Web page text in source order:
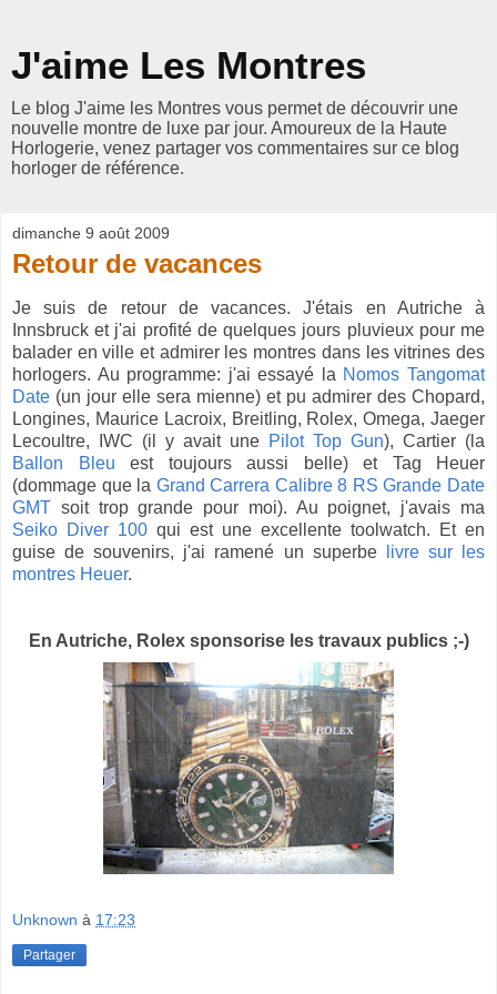
J'aime Les Montres
Le blog J'aime les Montres vous permet de découvrir une
nouvelle montre de luxe par jour. Amoureux de la Haute
Horlogerie, venez partager vos commentaires sur ce blog
horloger de référence.
dimanche 9 août 2009
Retour de vacances
Je suis de retour de vacances. J'étais en Autriche à
Innsbruck et j'ai profité de quelques jours pluvieux pour me
balader en ville et admirer les montres dans les vitrines des
horlogers. Au programme: j'ai essayé la Nomos Tangomat
Date (un jour elle sera mienne) et pu admirer des Chopard,
Longines, Maurice Lacroix, Breitling, Rolex, Omega, Jaeger
Lecoultre, IWC (il y avait une Pilot Top Gun), Cartier (la
Ballon Bleu est toujours aussi belle) et Tag Heuer
(dommage que la Grand Carrera Calibre 8 RS Grande Date
GMT soit trop grande pour moi). Au poignet, j'avais ma
Seiko Diver 100 qui est une excellente toolwatch. Et en
guise de souvenirs, j'ai ramené un superbe
livre sur les
montres Heuer.
En Autriche, Rolex sponsorise les travaux publics ;-)
Unknown à 17:23
Partager